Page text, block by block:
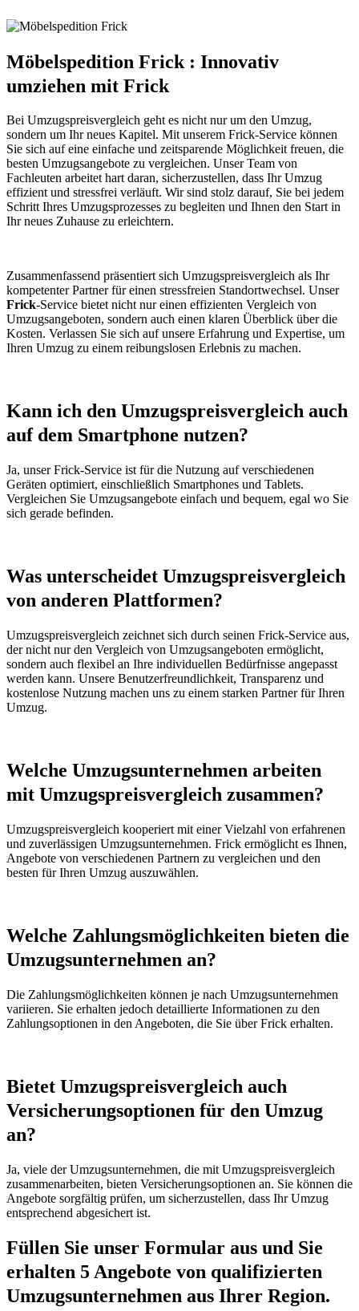
Möbelspedition Frick : Innovativ
umziehen mit Frick
Bei Umzugspreisvergleich geht es nicht nur um den Umzug,
sondern um Ihr neues Kapitel. Mit unserem Frick-Service können
Sie sich auf eine einfache und zeitsparende Möglichkeit freuen, die
besten Umzugsangebote zu vergleichen. Unser Team von
Fachleuten arbeitet hart daran, sicherzustellen, dass Ihr Umzug
effizient und stressfrei verläuft. Wir sind stolz darauf, Sie bei jedem
Schritt Ihres Umzugsprozesses zu begleiten und Ihnen den Start in
Ihr neues Zuhause zu erleichtern.
Zusammenfassend präsentiert sich Umzugspreisvergleich als Ihr
kompetenter Partner für einen stressfreien Standortwechsel. Unser
Frick-Service bietet nicht nur einen effizienten Vergleich von
Umzugsangeboten, sondern auch einen klaren Überblick über die
Kosten. Verlassen Sie sich auf unsere Erfahrung und Expertise, um
Ihren Umzug zu einem reibungslosen Erlebnis zu machen.
Kann ich den Umzugspreisvergleich auch
auf dem Smartphone nutzen?
Ja, unser Frick-Service ist für die Nutzung auf verschiedenen
Geräten optimiert, einschließlich Smartphones und Tablets.
Vergleichen Sie Umzugsangebote einfach und bequem, egal wo Sie
sich gerade befinden.
Was unterscheidet Umzugspreisvergleich
von anderen Plattformen?
Umzugspreisvergleich zeichnet sich durch seinen Frick-Service aus,
der nicht nur den Vergleich von Umzugsangeboten ermöglicht,
sondern auch flexibel an Ihre individuellen Bedürfnisse angepasst
werden kann. Unsere Benutzerfreundlichkeit, Transparenz und
kostenlose Nutzung machen uns zu einem starken Partner für Ihren
Umzug.
Welche Umzugsunternehmen arbeiten
mit Umzugspreisvergleich zusammen?
Umzugspreisvergleich kooperiert mit einer Vielzahl von erfahrenen
und zuverlässigen Umzugsunternehmen. Frick ermöglicht es Ihnen,
Angebote von verschiedenen Partnern zu vergleichen und den
besten für Ihren Umzug auszuwählen.
Welche Zahlungsmöglichkeiten bieten die
Umzugsunternehmen an?
Die Zahlungsmöglichkeiten können je nach Umzugsunternehmen
variieren. Sie erhalten jedoch detaillierte Informationen zu den
Zahlungsoptionen in den Angeboten, die Sie über Frick erhalten.
Bietet Umzugspreisvergleich auch
Versicherungsoptionen für den Umzug
an?
Ja, viele der Umzugsunternehmen, die mit Umzugspreisvergleich
zusammenarbeiten, bieten Versicherungsoptionen an. Sie können die
Angebote sorgfältig prüfen, um sicherzustellen, dass Ihr Umzug
entsprechend abgesichert ist.
Füllen Sie unser Formular aus und Sie
erhalten 5 Angebote von qualifizierten
Umzugsunternehmen aus Ihrer Region.